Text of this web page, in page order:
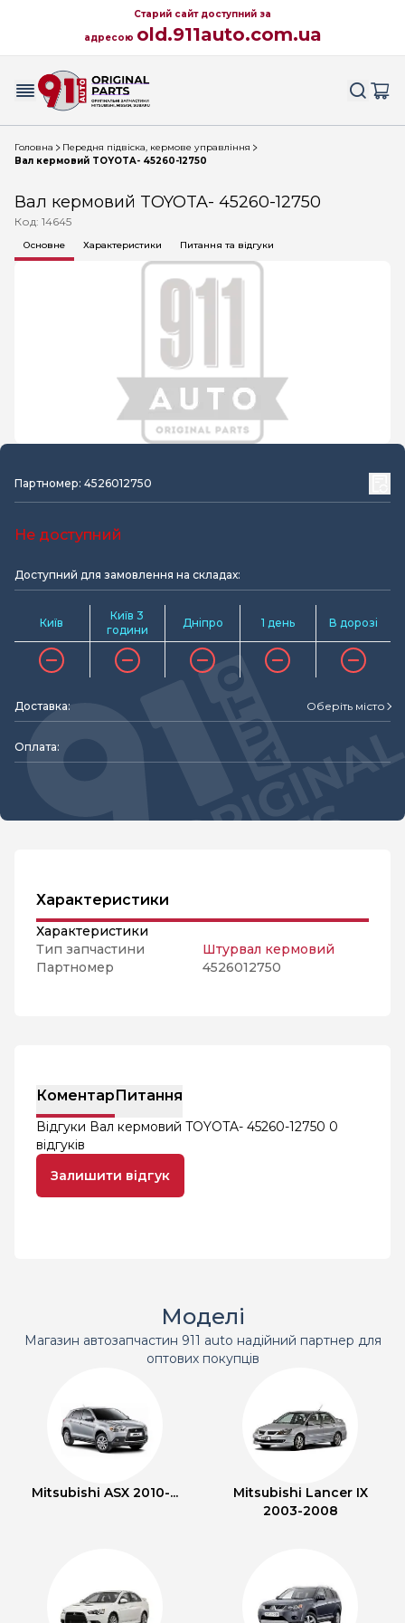
Старий сайт доступний за
адресою old.911auto.com.ua
Головна
Передня підвіска, кермове управління
Вал кермовий TOYOTA- 45260-12750
Вал кермовий TOYOTA- 45260-12750
Код: 14645
Основне Характеристики Питання та відгуки
Партномер: 4526012750
Не доступний
Доступний для замовлення на складах:
Київ
Київ 3
години
Дніпро 1 день В дорозі
Доставка: Оберіть місто
Оплата:
Характеристики
Характеристики
Тип запчастини
Штурвал кермовий
Партномер
4526012750
КоментарПитання
Відгуки Вал кермовий TOYOTA- 45260-12750 0
відгуків
Залишити відгук
Моделі
Магазин автозапчастин 911 auto надійний партнер для
оптових покупців
Mitsubishi ASX 2010-...
Mitsubishi Lancer IX
2003-2008